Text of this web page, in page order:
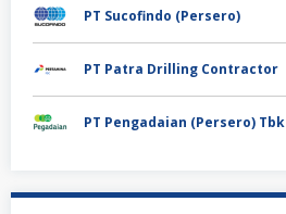
PT Sucofindo (Persero)
PT Patra Drilling Contractor
PT Pengadaian (Persero) Tbk